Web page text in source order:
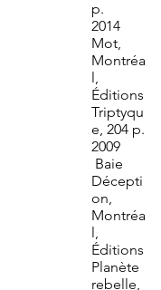
p.
2014
Mot,
Montréa
l,
Éditions
Triptyqu
e, 204 p.
2009
Baie
Décepti
on,
Montréa
l,
Éditions
Planète
rebelle,